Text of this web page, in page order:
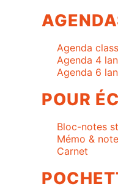
Agenda
Agenda 4
Agenda 6
POUR
Bloc-notes
Mémo &
Carnet